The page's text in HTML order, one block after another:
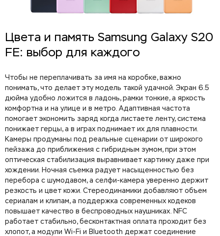
Цвета и память Samsung Galaxy S20
FE: выбор для каждого
Чтобы не переплачивать за имя на коробке, важно
понимать, что делает эту модель такой удачной. Экран 6.5
дюйма удобно ложится в ладонь, рамки тонкие, а яркость
комфортна и на улице и в метро. Адаптивная частота
помогает экономить заряд когда листаете ленту, система
понижает герцы, а в играх поднимает их для плавности.
Камеры продуманы под реальные сценарии от широкого
пейзажа до приближения с гибридным зумом, при этом
оптическая стабилизация выравнивает картинку даже при
хождении. Ночная съемка радует насыщенностью без
перебора с шумодавом, а селфи-камера уверенно держит
резкость и цвет кожи. Стереодинамики добавляют объем
сериалам и клипам, а поддержка современных кодеков
повышает качество в беспроводных наушниках. NFC
работает стабильно, бесконтактная оплата проходит без
хлопот, а модули Wi-Fi и Bluetooth держат соединение